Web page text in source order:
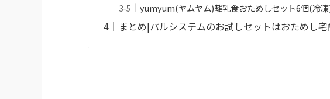
yumyum(ヤムヤム)離乳食おためしセット6個(冷凍)
まとめ|パルシステムのお試しセットはおためし